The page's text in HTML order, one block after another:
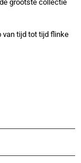
grootste collectie
van tijd tot tijd flinke